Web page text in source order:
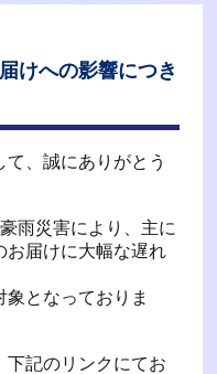
けへの影響につき
、誠にありがとう
雨災害により、主に
お届けに大幅な遅れ
となっておりま
下記のリンクにてお